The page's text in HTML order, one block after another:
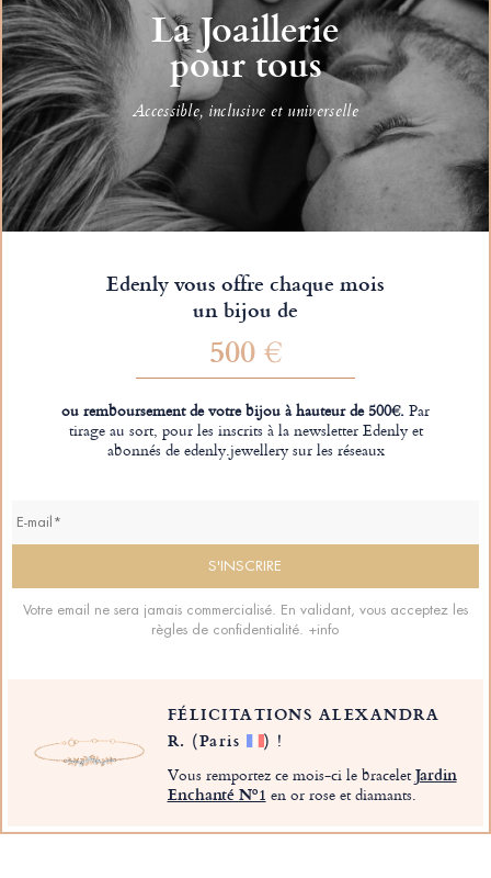
La Joaillerie
pour tous
Accessible, inclusive et universelle
Edenly vous offre chaque mois
un bijou de
500 €
ou remboursement de votre bijou à hauteur de 500€.Par
tirage au sort, pour les inscrits à la newsletter Edenly et
abonnés de edenly.jewellery sur les réseaux
Votre email ne sera jamais commercialisé. En validant, vous acceptez les
règles de confidentialité. +info
FÉLICITATIONS ALEXANDRA
R. (Paris ) !
Vous remportez ce mois-ci le braceletJardin
Enchanté Nº1 en or rose et diamants.